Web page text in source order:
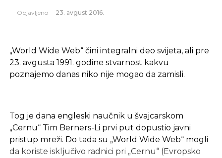
Objavljeno 23. avgust 2016.
„World Wide Web“ čini integralni deo svijeta, ali pre
23. avgusta 1991. godine stvarnost kakvu
poznajemo danas niko nije mogao da zamisli.
Tog je dana engleski naučnik u švajcarskom
„Cernu“ Tim Berners-Li prvi put dopustio javni
pristup mreži. Do tada su „World Wide Web“ mogli
da koriste isključivo radnici pri „Cernu“ (Evropsko